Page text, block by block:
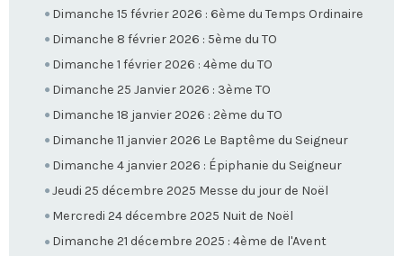
Dimanche 15 février 2026 : 6ème du Temps Ordinaire
Dimanche 8 février 2026 : 5ème du TO
Dimanche 1 février 2026 : 4ème du TO
Dimanche 25 Janvier 2026 : 3ème TO
Dimanche 18 janvier 2026 : 2ème du TO
Dimanche 11 janvier 2026 Le Baptême du Seigneur
Dimanche 4 janvier 2026 : Épiphanie du Seigneur
Jeudi 25 décembre 2025 Messe du jour de Noël
Mercredi 24 décembre 2025 Nuit de Noël
Dimanche 21 décembre 2025 : 4ème de l'Avent